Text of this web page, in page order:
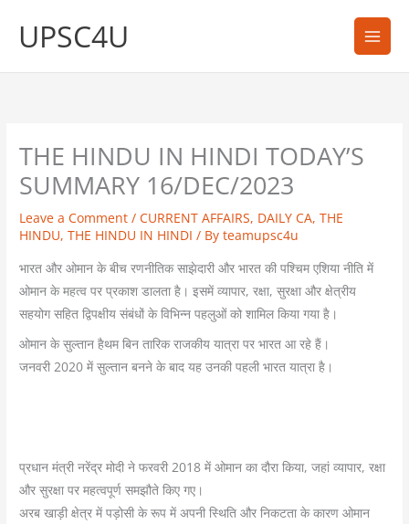
UPSC4U
THE HINDU IN HINDI TODAY’S
SUMMARY 16/DEC/2023
Leave a Comment /CURRENT AFFAIRS, DAILY CA,THE
HINDU,THE HINDU IN HINDI / Byteamupsc4u
भारत और ओमान के बीच रणनीतिक साझेदारी और भारत की पश्चिम एशिया नीति में
ओमान के महत्व पर प्रकाश डालता है। इसमें व्यापार, रक्षा, सुरक्षा और क्षेत्रीय
सहयोग सहित द्विपक्षीय संबंधों के विभिन्न पहलुओं को शामिल किया गया है।
ओमान के सुल्तान हैथम बिन तारिक राजकीय यात्रा पर भारत आ रहे हैं।
जनवरी 2020 में सुल्तान बनने के बाद यह उनकी पहली भारत यात्रा है।
प्रधान मंत्री नरेंद्र मोदी ने फरवरी 2018 में ओमान का दौरा किया, जहां व्यापार, रक्षा
और सुरक्षा पर महत्वपूर्ण समझौते किए गए।
अरब खाड़ी क्षेत्र में पड़ोसी के रूप में अपनी स्थिति और निकटता के कारण ओमान